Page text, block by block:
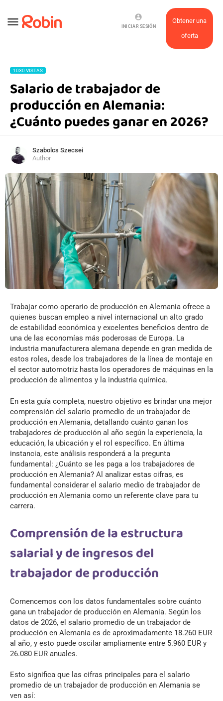
menu
Obtener una
oferta
account_circle
INICIAR SESIÓN
1030 VISTAS
Salario de trabajador de
producción en Alemania:
¿Cuánto puedes ganar en 2026?
Szabolcs Szecsei
Author
Trabajar como operario de producción en Alemania ofrece a
quienes buscan empleo a nivel internacional un alto grado
de estabilidad económica y excelentes beneficios dentro de
una de las economías más poderosas de Europa. La
industria manufacturera alemana depende en gran medida de
estos roles, desde los trabajadores de la línea de montaje en
el sector automotriz hasta los operadores de máquinas en la
producción de alimentos y la industria química.
En esta guía completa, nuestro objetivo es brindar una mejor
comprensión del salario promedio de un trabajador de
producción en Alemania, detallando cuánto ganan los
trabajadores de producción al año según la experiencia, la
educación, la ubicación y el rol específico. En última
instancia, este análisis responderá a la pregunta
fundamental: ¿Cuánto se les paga a los trabajadores de
producción en Alemania? Al analizar estas cifras, es
fundamental considerar el salario medio de trabajador de
producción en Alemania como un referente clave para tu
carrera.
Comprensión de la estructura
salarial y de ingresos del
trabajador de producción
Comencemos con los datos fundamentales sobre cuánto
gana un trabajador de producción en Alemania. Según los
datos de 2026, el salario promedio de un trabajador de
producción en Alemania es de aproximadamente 18.260 EUR
al año, y esto puede oscilar ampliamente entre 5.960 EUR y
26.080 EUR anuales.
Esto significa que las cifras principales para el salario
promedio de un trabajador de producción en Alemania se
ven así: